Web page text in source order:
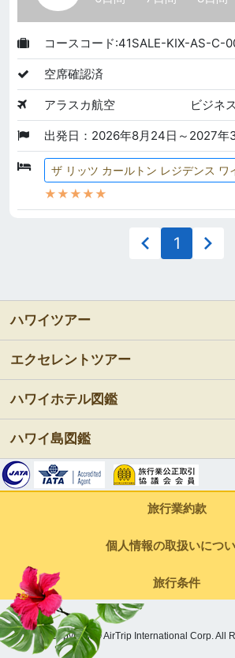
コースコード:41SALE-KIX-AS-C-
空席確認済
アラスカ航空 ビジネス
出発日：2026年8月24日～2027年
ザ リッツ カールトン レジデンス ワ
★★★★★
1
ハワイツアー
エクセレントツアー
ハワイホテル図鑑
ハワイ島図鑑
旅行業約款
個人情報の取扱いにつ
旅行条件
Copyright © AirTrip International Corp. All